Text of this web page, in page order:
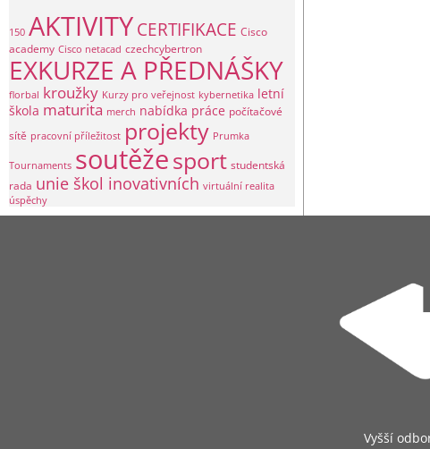
150 AKTIVITYCERTIFIKACE Cisco
academy Cisco netacad czechcybertron
EXKURZE A PŘEDNÁŠKY
florbal kroužky Kurzy pro veřejnost kybernetika letní
škola maturita merch nabídka práce počítačové
sítě pracovní příležitost projekty Prumka
Tournaments soutěžesport studentská
rada unie škol inovativních virtuální realita
úspěchy
Vyšší